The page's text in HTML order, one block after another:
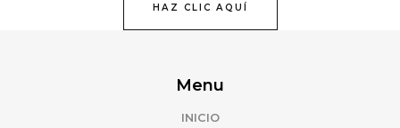
HAZ CLIC AQUÍ
Menu
INICIO